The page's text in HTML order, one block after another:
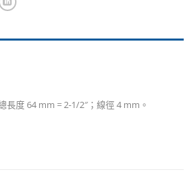
長度 64 mm = 2-1/2″；線徑 4 mm。